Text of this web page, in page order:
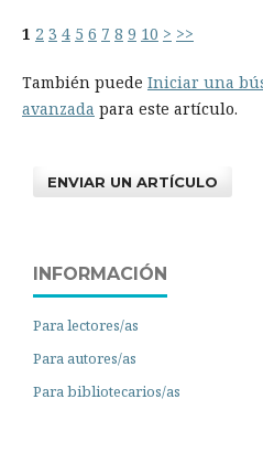
1 2 3 4 5 6 7 8 9 10 > >>
También puede Iniciar una
avanzada para este artículo.
ENVIAR UN ARTÍCULO
INFORMACIÓN
Para lectores/as
Para autores/as
Para bibliotecarios/as